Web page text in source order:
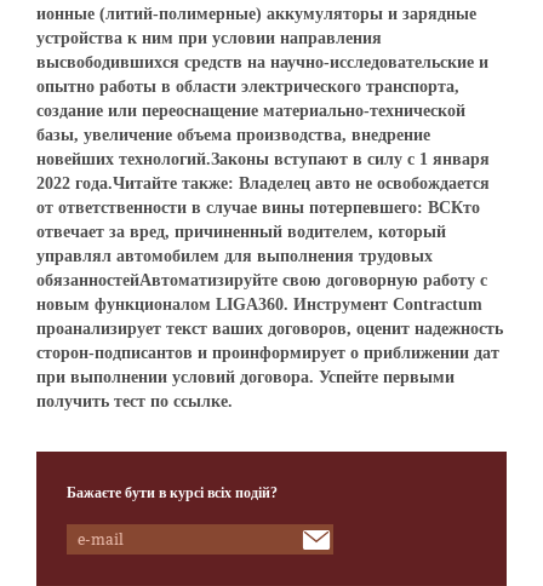
ионные (литий-полимерные) аккумуляторы и зарядные
устройства к ним при условии направления
высвободившихся средств на научно-исследовательские и
опытно работы в области электрического транспорта,
создание или переоснащение материально-технической
базы, увеличение объема производства, внедрение
новейших технологий.Законы вступают в силу с 1 января
2022 года.Читайте также: Владелец авто не освобождается
от ответственности в случае вины потерпевшего: ВСКто
отвечает за вред, причиненный водителем, который
управлял автомобилем для выполнения трудовых
обязанностейАвтоматизируйте свою договорную работу с
новым функционалом LIGA360. Инструмент Contractum
проанализирует текст ваших договоров, оценит надежность
сторон-подписантов и проинформирует о приближении дат
при выполнении условий договора. Успейте первыми
получить тест по ссылке.
Бажаєте бути в курсі всіх подій?